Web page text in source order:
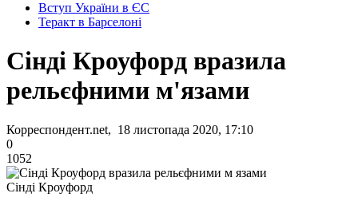
Вступ України в ЄС
Теракт в Барселоні
Сінді Кроуфорд вразила
рельєфними м'язами
Корреспондент.net, 18 листопада 2020, 17:10
0
1052
Сінді Кроуфорд